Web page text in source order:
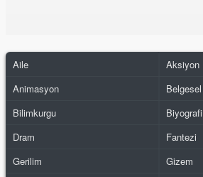
Aile
Aksiyon
Animasyon
Belgesel
Bilimkurgu
Biyografi
Dram
Fantezi
Gerilim
Gizem